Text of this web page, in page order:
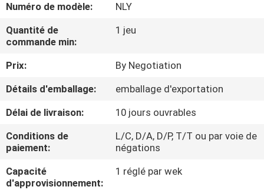
VISITE
D'USINE
CONTRÔLE
DE
QUALITÉ
CONTACTEZ-
NOUS
Numéro de modèle:
NLY
Quantité de
commande min:
1 jeu
Prix:
By Negotiation
Détails d'emballage:
emballage d'exportation
Délai de livraison:
10 jours ouvrables
Conditions de
paiement:
L/C, D/A, D/P, T/T ou par voie de
négations
Capacité
d'approvisionnement:
1 réglé par wek